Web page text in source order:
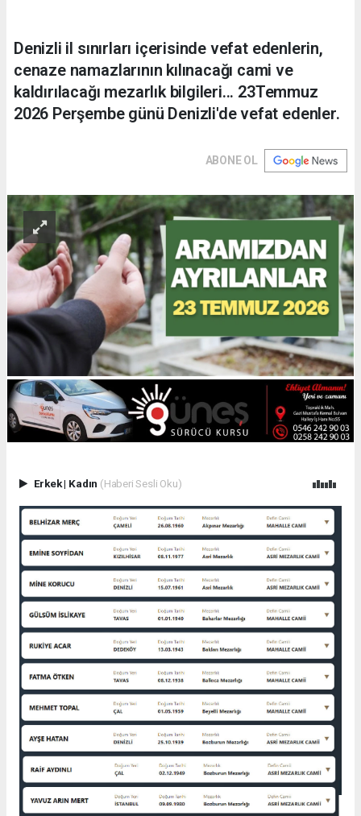
Denizli il sınırları içerisinde vefat edenlerin,
cenaze namazlarının kılınacağı cami ve
kaldırılacağı mezarlık bilgileri... 23Temmuz
2026 Perşembe günü Denizli'de vefat edenler.
ABONE OL
Erkek| Kadın (Haberi Sesli Oku)